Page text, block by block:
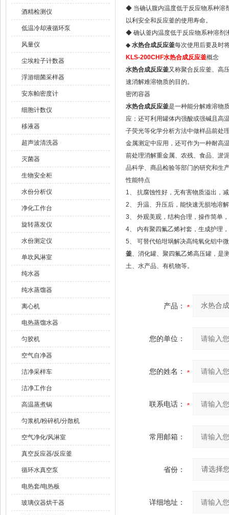
酒精检测仪
低温冷却液循环泵
风量仪
尘埃粒子计数器
浮游细菌采样器
安东帕密度计
细胞计数仪
移液器
超声波清洗器
灭菌器
生物安全柜
水份分析仪
净化工作台
旋转蒸发仪
水份测定仪
单吹风淋室
纯水器
纯水蒸馏器
离心机
电热蒸馏水器
匀胶机
空气自净器
洁净采样车
洁净工作台
高温蒸煮锅
匀浆机/粉碎机/分散机
空气净化/风淋室
真空反应器/反应釜
循环水真空泵
电热套/电热板
玻璃仪器烘干器
◆ 当确认腹内温度低于反应物系种溶
以利安全和反应釜的使用寿命。
◆ 确认釜内温度低于反应物系种溶剂
◆ 水热合成反应釜每次使用后要及时
KLS-200CHF水热合成反应釜概念
水热合成反应釜又称聚合反应釜、高
速消解难溶物质的目的。
密闭容器
水热合成反应釜是一种能分解难溶物
应；还可利用罐体内强酸或强碱且高
子荧光等化学分析方法中做样品前处
金属测定中应用，还可作为一种耐高
前处理消解重金属、农残、食品、淤
品科学、商品检验等部门的研究和生
性能特点
1、 抗腐蚀性好，无有害物质溢出，
2、 升温、升压后，能快速无损地溶
3、 外观美观，结构合理，操作简单
4、 内有聚四氟乙烯衬套，生成护理
5、 可替代铂坩埚解决高纯氧化铝中
釜、消化罐、聚四氟乙烯高压罐，是
土、水产品、有机物等。
产品：
您的单位：
您的姓名：
联系电话：
常用邮箱：
省份：
详细地址：